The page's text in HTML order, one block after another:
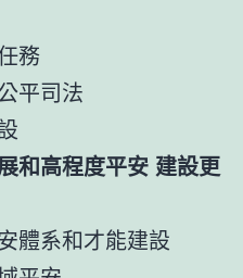
務
平司法
和高程度平安 建設更
體系和才能建設